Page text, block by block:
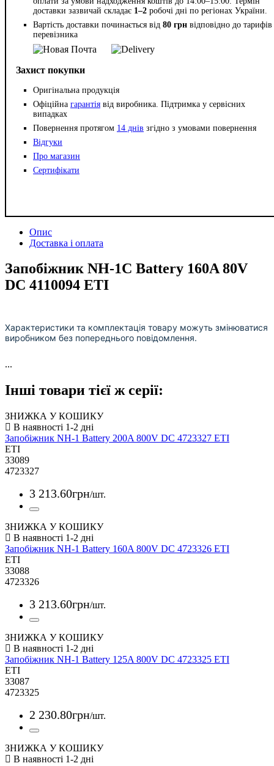
доставки зазвичай складає 1–2 робочі дні по регіонах України.
Вартість доставки починається від 80 грн відповідно до тарифів
перевізника
Захист покупки
Оригінальна продукція
Офіційна гарантія від виробника. Підтримка у сервісних
випадках
Повернення протягом 14 днів згідно з умовами повернення
Відгуки
Про магазин
Сертифікати
Опис
Доставка і оплата
Запобіжник NH-1C Battery 160A 80V
DC 4110094 ETI
Характеристики та комплектація товару можуть змінюватися
виробником без попереднього повідомлення.
...
Інші товари тієї ж серії:
ЗНИЖКА У КОШИКУ
Запобіжник NH-1 Battery 200A 800V DC 4723327 ETI
ETI
33089
4723327
3 213.60грн/шт.
ЗНИЖКА У КОШИКУ
Запобіжник NH-1 Battery 160A 800V DC 4723326 ETI
ETI
33088
4723326
3 213.60грн/шт.
ЗНИЖКА У КОШИКУ
Запобіжник NH-1 Battery 125A 800V DC 4723325 ETI
ETI
33087
4723325
2 230.80грн/шт.
ЗНИЖКА У КОШИКУ